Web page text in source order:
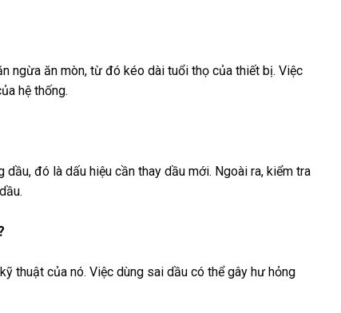
ngừa ăn mòn, từ đó kéo dài tuổi thọ của thiết bị. Việc
hệ thống.
đó là dấu hiệu cần thay dầu mới. Ngoài ra, kiểm tra
thuật của nó. Việc dùng sai dầu có thể gây hư hỏng